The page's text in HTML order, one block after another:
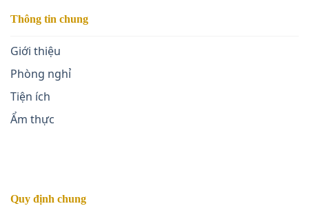
Thông tin chung
Giới thiệu
Phòng nghỉ
Tiện ích
Ẩm thực
Quy định chung